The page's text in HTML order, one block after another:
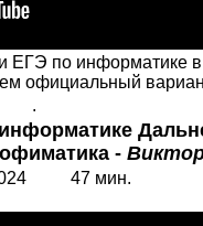
ЕГЭ по информатике
официальный
.
-
47 мин.